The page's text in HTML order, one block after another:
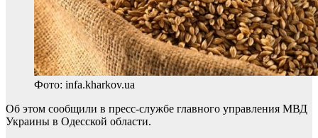
Фото: infa.kharkov.ua
Об этом сообщили в пресс-службе главного управления МВД
Украины в Одесской области.